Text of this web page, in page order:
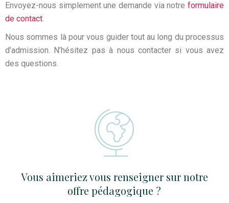
Envoyez-nous simplement une demande via notre formulaire
de contact.
Nous sommes là pour vous guider tout au long du processus
d’admission. N’hésitez pas à nous contacter si vous avez
des questions.
Vous aimeriez vous renseigner sur notre
offre pédagogique ?